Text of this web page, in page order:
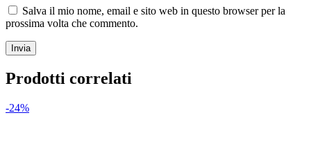
Salva il mio nome, email e sito web in questo browser per la
prossima volta che commento.
Prodotti correlati
-24%